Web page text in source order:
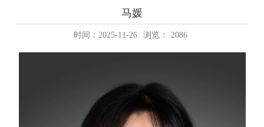
马媛
时间：2025-11-26 浏览： 2086